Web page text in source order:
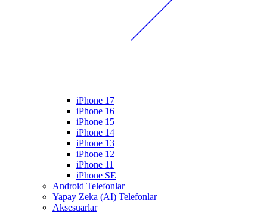
iPhone 17
iPhone 16
iPhone 15
iPhone 14
iPhone 13
iPhone 12
iPhone 11
iPhone SE
Android Telefonlar
Yapay Zeka (AI) Telefonlar
Aksesuarlar